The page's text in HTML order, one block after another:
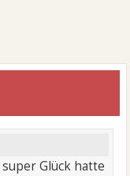
Glück hatte